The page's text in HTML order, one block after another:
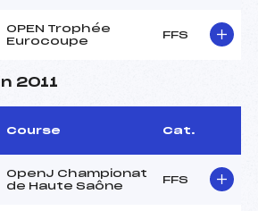
OPEN Trophée
Eurocoupe
FFS
2011
Course Cat.
OpenJ Championat
de Haute Saône
FFS